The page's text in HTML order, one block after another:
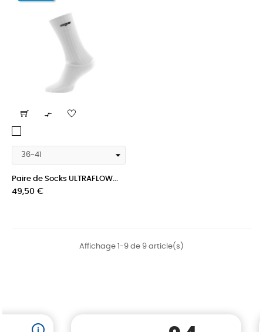

Paire de Socks ULTRAFLOW...
Prix
49,50 €
Affichage 1-9 de 9 article(s)